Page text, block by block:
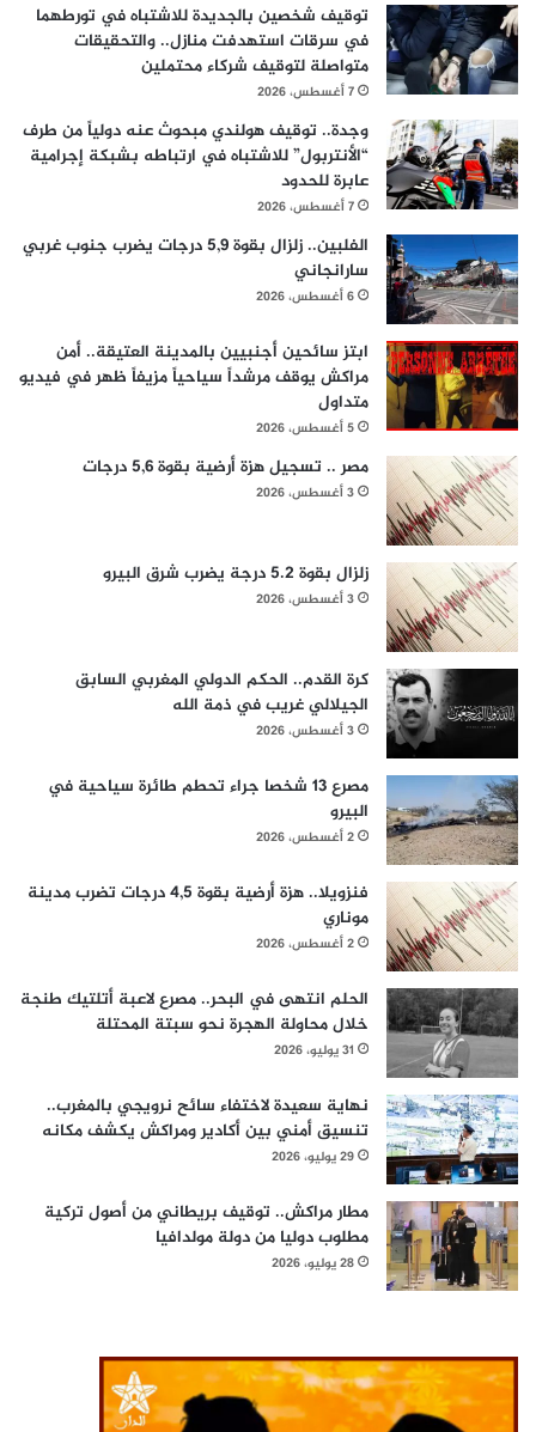
توقيف شخصين بالجديدة للاشتباه في تورطهما
في سرقات استهدفت منازل.. والتحقيقات
متواصلة لتوقيف شركاء محتملين
7 أغسطس، 2026
وجدة.. توقيف هولندي مبحوث عنه دولياً من طرف
“الأنتربول” للاشتباه في ارتباطه بشبكة إجرامية
عابرة للحدود
7 أغسطس، 2026
الفلبين.. زلزال بقوة 5,9 درجات يضرب جنوب غربي
سارانجاني
6 أغسطس، 2026
ابتز سائحين أجنبيين بالمدينة العتيقة.. أمن
مراكش يوقف مرشداً سياحياً مزيفاً ظهر في فيديو
متداول
5 أغسطس، 2026
مصر .. تسجيل هزة أرضية بقوة 5,6 درجات
3 أغسطس، 2026
زلزال بقوة 5.2 درجة يضرب شرق البيرو
3 أغسطس، 2026
كرة القدم.. الحكم الدولي المغربي السابق
الجيلالي غريب في ذمة الله
3 أغسطس، 2026
مصرع 13 شخصا جراء تحطم طائرة سياحية في
البيرو
2 أغسطس، 2026
فنزويلا.. هزة أرضية بقوة 4,5 درجات تضرب مدينة
موناري
2 أغسطس، 2026
الحلم انتهى في البحر.. مصرع لاعبة أتلتيك طنجة
خلال محاولة الهجرة نحو سبتة المحتلة
31 يوليو، 2026
نهاية سعيدة لاختفاء سائح نرويجي بالمغرب..
تنسيق أمني بين أكادير ومراكش يكشف مكانه
29 يوليو، 2026
مطار مراكش.. توقيف بريطاني من أصول تركية
مطلوب دوليا من دولة مولدافيا
28 يوليو، 2026